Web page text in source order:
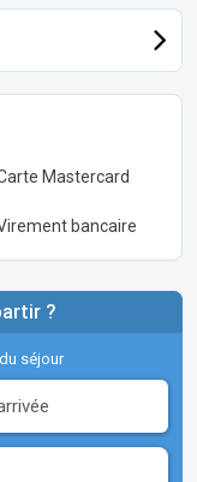
Mastercard
bancaire
?
séjour